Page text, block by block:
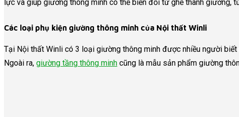
lực và giúp giường thông minh có thể biến đổi từ ghế thành giường,
Các loại phụ kiện giường thông minh của Nội thất Winli
Tại Nội thất Winli có 3 loại giường thông minh được nhiều người
Ngoài ra, giường tầng thông minh cũng là mẫu sản phẩm giường